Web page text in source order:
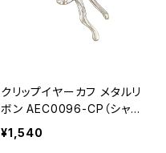
クリップイヤーカフ メタルリ
ボン AEC0096-CP（シャン
パンゴールド）
¥1,540